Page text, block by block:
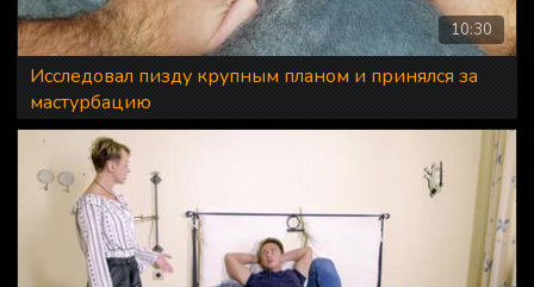
10:30
Исследовал пизду крупным планом и принялся за
мастурбацию